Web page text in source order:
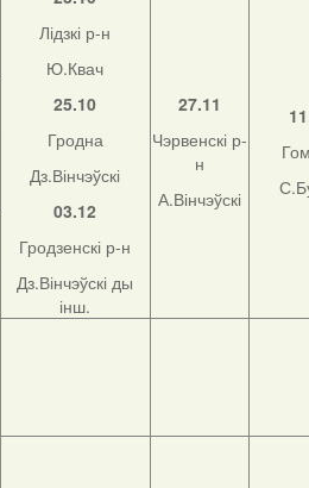
Лідзкі р-н
Ю.Квач
25.10
Гродна
Дз.Вінчэўскі
03.12
Гродзенскі р-н
Дз.Вінчэўскі ды
інш.
27.11
Чэрвенскі р-
н
А.Вінчэўскі